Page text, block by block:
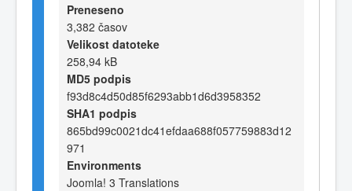
Preneseno
3,382 časov
Velikost datoteke
258,94 kB
MD5 podpis
f93d8c4d50d85f6293abb1d6d3958352
SHA1 podpis
865bd99c0021dc41efdaa688f057759883d12
971
Environments
Joomla! 3 Translations